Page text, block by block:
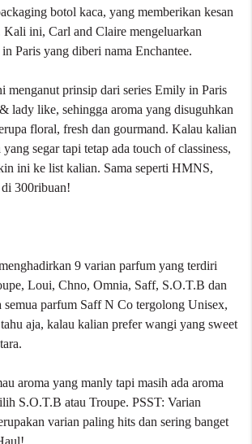
botol kaca, yang memberikan kesan
Kali ini, Carl and Claire mengeluarkan
Paris yang diberi nama Enchantee.
menganut prinsip dari series Emily in Paris
lady like, sehingga aroma yang disuguhkan
floral, fresh dan gourmand. Kalau kalian
segar tapi tetap ada touch of classiness,
ini ke list kalian. Sama seperti HMNS,
300ribuan!
9 varian parfum yang terdiri
Loui, Chno, Omnia, Saff, S.O.T.B dan
semua parfum Saff N Co tergolong Unisex,
aja, kalau kalian prefer wangi yang sweet
aroma yang manly tapi masih ada aroma
S.O.T.B atau Troupe. PSST: Varian
varian paling hits dan sering banget